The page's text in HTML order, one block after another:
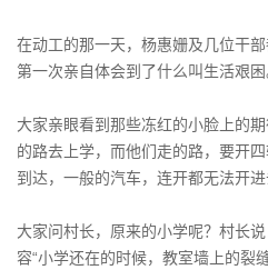
在动工的那一天，杨惠姗及几位干
第一次亲自体会到了什么叫生活艰困
大家亲眼看到那些冻红的小脸上的
的路去上学，而他们走的路，要开
到达，一般的汽车，连开都无法开进
大家问村长，原来的小学呢？村长
容“小学还在的时候，教室墙上的裂